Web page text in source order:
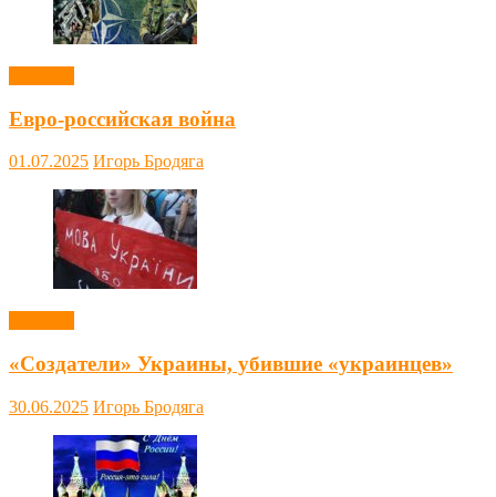
Евро-российская война
01.07.2025 Игорь Бродяга
«Создатели» Украины, убившие «украинцев»
30.06.2025 Игорь Бродяга